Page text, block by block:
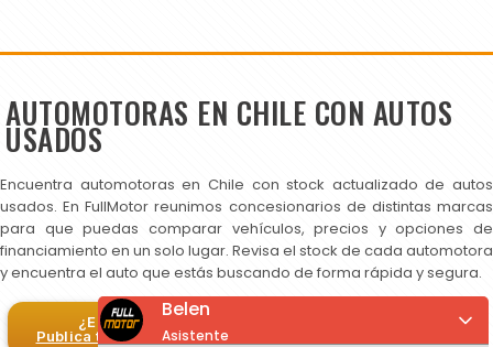
AUTOMOTORAS EN CHILE CON AUTOS
USADOS
Encuentra automotoras en Chile con stock actualizado de autos
usados. En FullMotor reunimos concesionarios de distintas marcas
para que puedas comparar vehículos, precios y opciones de
financiamiento en un solo lugar. Revisa el stock de cada automotora
y encuentra el auto que estás buscando de forma rápida y segura.
¿Eres automotora?
Publica tus autos en FullMotor
Belen
Asistente